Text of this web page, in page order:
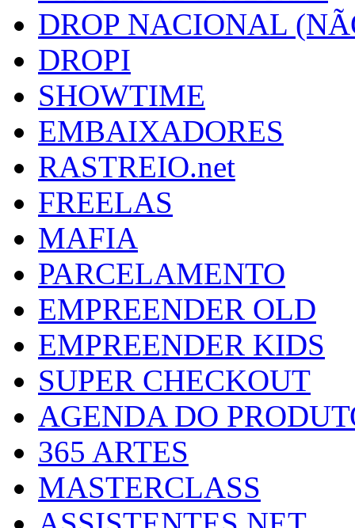
DROP NACIONAL
DROPI
SHOWTIME
EMBAIXADORES
RASTREIO.net
FREELAS
MAFIA
PARCELAMENTO
EMPREENDER OLD
EMPREENDER KIDS
SUPER CHECKOUT
AGENDA DO
365 ARTES
MASTERCLASS